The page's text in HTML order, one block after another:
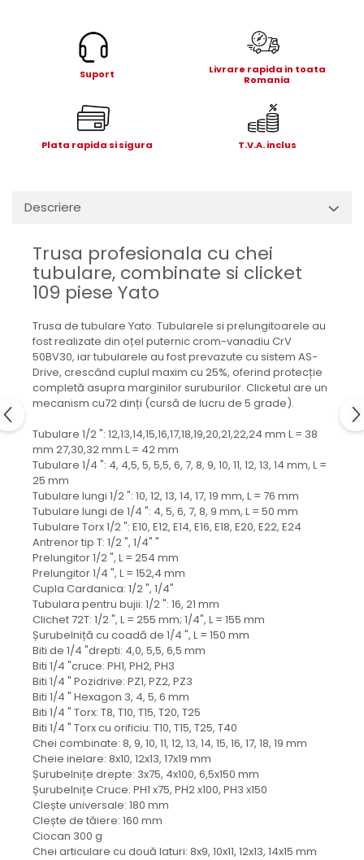
Motoare electrice si pompe
Role, bucse si bolturi
Cilindru hidraulic si burduf
ANTEO
Hidraulice
Cilindri si burdufe
Pompe si motoare electrice
Electrice
Hidraulica
Mecanica
Electropompa si motoare
electrice
Burdufuri si cilindri hidraulici
Role, bucsi si bolturi
BEHRENS
Bolturi - role - bucse
Burdufe si cilindri
Mecanice
Electrice
Hidraulice
Motoare electrice si pompe
SÖRENSEN
Mecanice
Electrice
Hidraulice
Cilindri hidraulici si burdufe
protectie
Grup electropompa
Bolturi, role si bucsi
MAMMUT LIFT
Mecanice
Electrice
Suport
Livrare rapida in toata
Romania
Plata rapida si sigura T.V.A. inclus
Descriere
Trusa profesionala cu chei
tubulare, combinate si clicket
109 piese Yato
Trusa de tubulare Yato. Tubularele si prelungitoarele au
fost realizate din oțel puternic crom-vanadiu CrV
50BV30, iar tubularele au fost prevazute cu sistem AS-
Drive, crescând cuplul maxim cu 25%, oferind protecție
completă asupra marginilor suruburilor. Clicketul are un
mecanism cu72 dinți (cursă de lucru de 5 grade).
Tubulare 1/2 ": 12,13,14,15,16,17,18,19,20,21,22,24 mm L = 38
mm 27,30,32 mm L = 42 mm
Tubulare 1/4 ": 4, 4,5, 5, 5,5, 6, 7, 8, 9, 10, 11, 12, 13, 14 mm, L =
25 mm
Tubulare lungi 1/2 ": 10, 12, 13, 14, 17, 19 mm, L = 76 mm
Tubulare lungi de 1/4 ": 4, 5, 6, 7, 8, 9 mm, L = 50 mm
Tubulare Torx 1/2 ": E10, E12, E14, E16, E18, E20, E22, E24
Antrenor tip T: 1/2 ", 1/4" "
Prelungitor 1/2 ", L = 254 mm
Prelungitor 1/4 ", L = 152,4 mm
Cupla Cardanica: 1/2 ", 1/4"
Tubulara pentru bujii: 1/2 ": 16, 21 mm
Clichet 72T: 1/2 ", L = 255 mm; 1/4", L = 155 mm
Șurubelniță cu coadă de 1/4 ", L = 150 mm
Biti de 1/4 "drepti: 4,0, 5,5, 6,5 mm
Biti 1/4 "cruce: PH1, PH2, PH3
Biti 1/4 " Pozidrive: PZ1, PZ2, PZ3
Biti 1/4 " Hexagon 3, 4, 5, 6 mm
Biti 1/4 " Torx: T8, T10, T15, T20, T25
Biti 1/4 " Torx cu orificiu: T10, T15, T25, T40
Chei combinate: 8, 9, 10, 11, 12, 13, 14, 15, 16, 17, 18, 19 mm
Cheie inelare: 8x10, 12x13, 17x19 mm
Șurubelnițe drepte: 3x75, 4x100, 6,5x150 mm
Șurubelnițe Cruce: PH1 x75, PH2 x100, PH3 x150
Clește universale: 180 mm
Clește de tăiere: 160 mm
Ciocan 300 g
Chei articulare cu două laturi: 8x9, 10x11, 12x13, 14x15 mm